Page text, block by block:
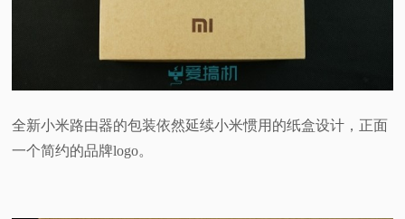
全新小米路由器的包装依然延续小米惯用的纸盒设计，正面
一个简约的品牌logo。